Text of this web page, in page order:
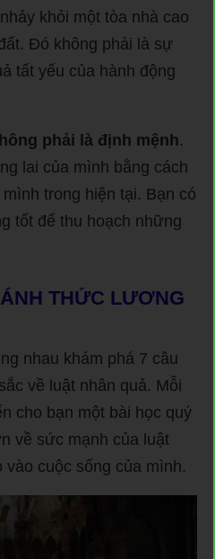
khỏi một tòa nhà cao
Đó không phải là sự
tất yếu của hành động
phải là định mệnh.
lai của mình bằng cách
trong hiện tại. Bạn có
tốt để thu hoạch những
THỨC LƯƠNG
nhau khám phá 7 câu
về luật nhân quả. Mỗi
cho bạn một bài học quý
về sức mạnh của luật
vào cuộc sống của mình.